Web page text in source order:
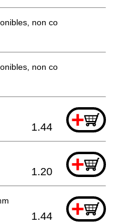
non commandable
non commandable
+
1.44
+
1.20
+
1.44